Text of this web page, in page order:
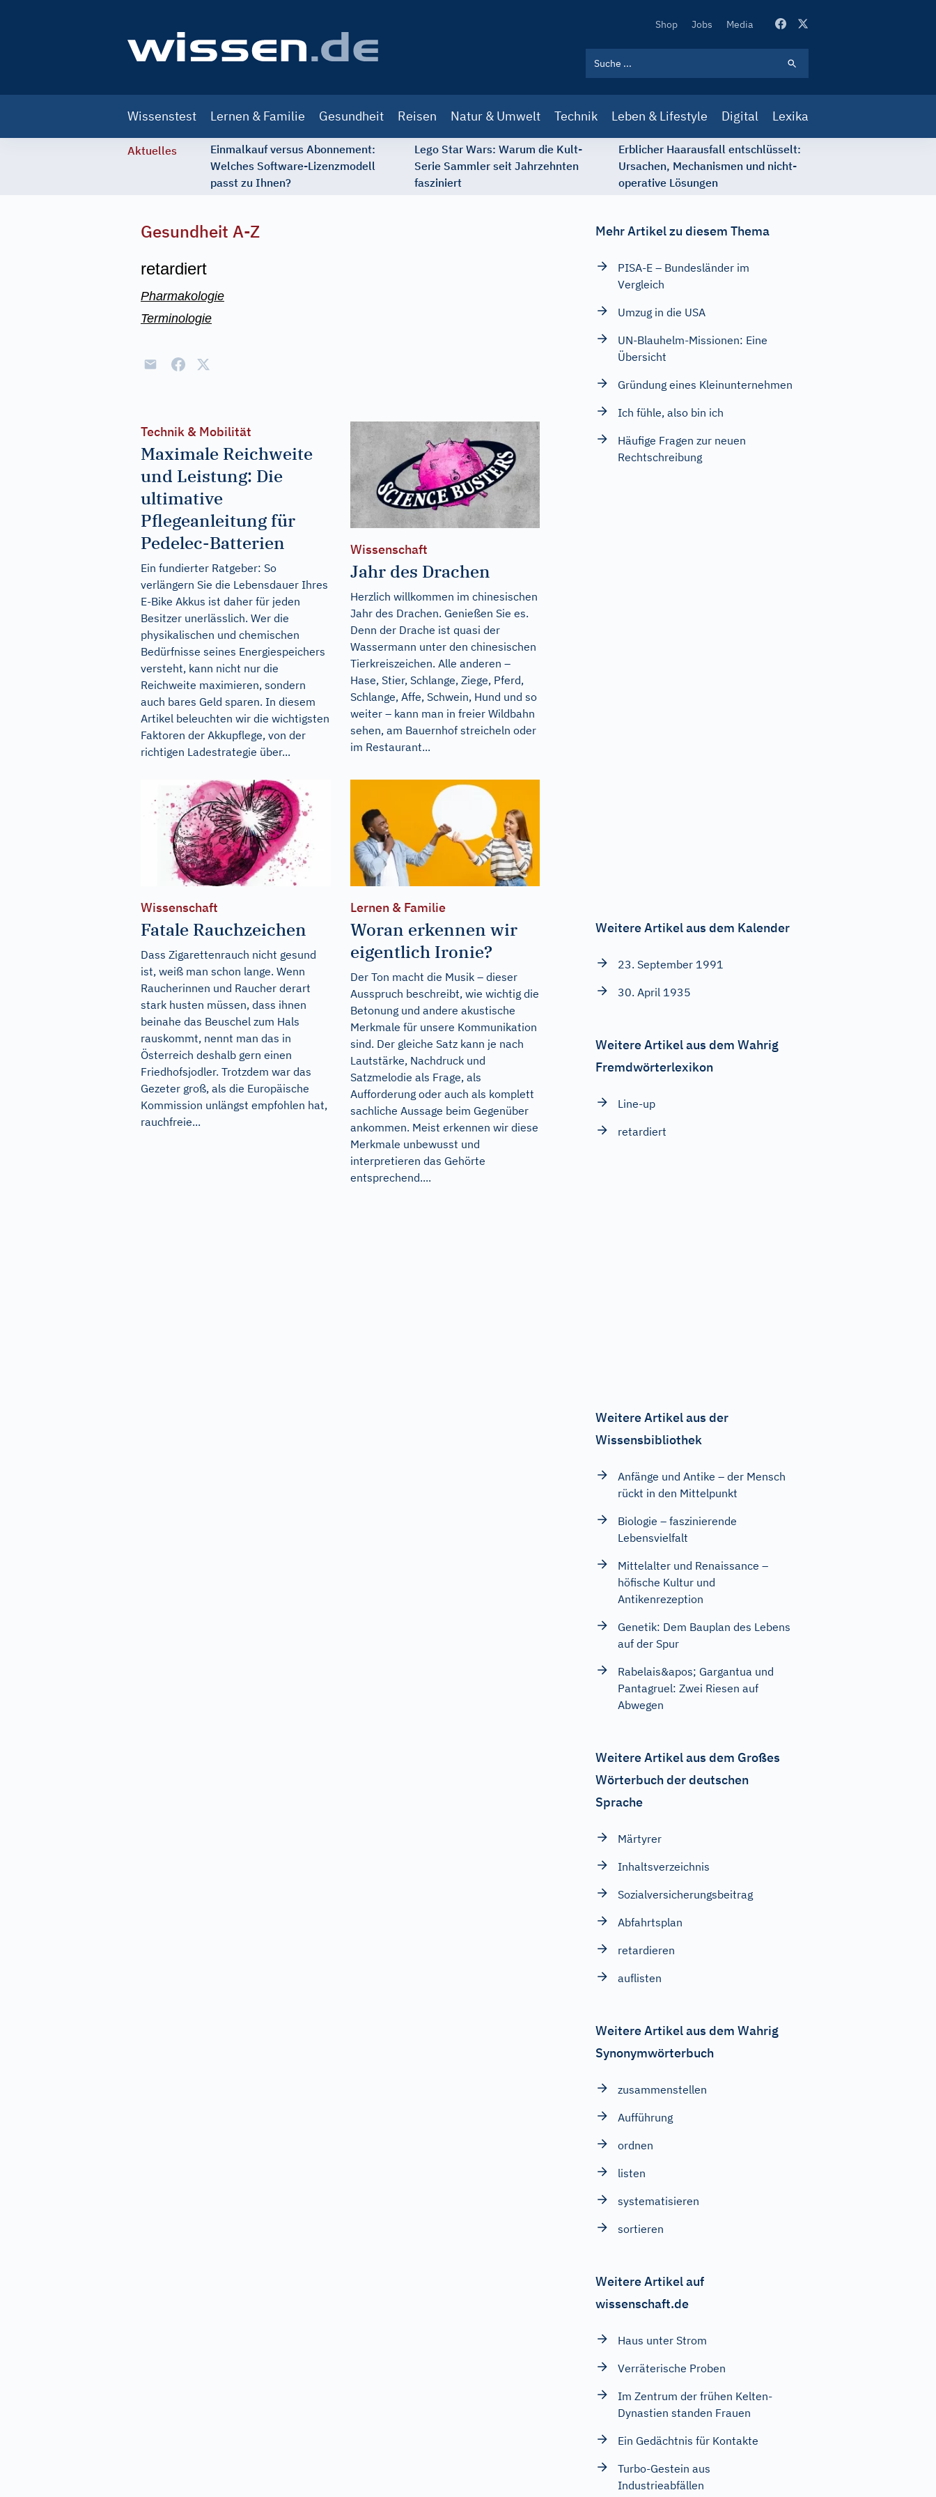
Secondary
Shop Jobs Media
navigation
Wissenstest Lernen & Familie Gesundheit Reisen Natur & Umwelt Technik Leben & Lifestyle Digital Lexika
Aktuelles
Einmalkauf versus Abonnement:
Welches Software-Lizenzmodell
passt zu Ihnen?
Lego Star Wars: Warum die Kult-
Serie Sammler seit Jahrzehnten
fasziniert
Erblicher Haarausfall entschlüsselt:
Ursachen, Mechanismen und nicht-
operative Lösungen
Gesundheit A-Z
retardiert
Pharmakologie
Terminologie
Technik & Mobilität
Maximale Reichweite
und Leistung: Die
ultimative
Pflegeanleitung für
Pedelec-Batterien
Ein fundierter Ratgeber: So
verlängern Sie die Lebensdauer Ihres
E-Bike Akkus ist daher für jeden
Besitzer unerlässlich. Wer die
physikalischen und chemischen
Bedürfnisse seines Energiespeichers
versteht, kann nicht nur die
Reichweite maximieren, sondern
auch bares Geld sparen. In diesem
Artikel beleuchten wir die wichtigsten
Faktoren der Akkupflege, von der
richtigen Ladestrategie über...
Wissenschaft
Jahr des Drachen
Herzlich willkommen im chinesischen
Jahr des Drachen. Genießen Sie es.
Denn der Drache ist quasi der
Wassermann unter den chinesischen
Tierkreiszeichen. Alle anderen –
Hase, Stier, Schlange, Ziege, Pferd,
Schlange, Affe, Schwein, Hund und so
weiter – kann man in freier Wildbahn
sehen, am Bauernhof streicheln oder
im Restaurant...
Wissenschaft
Fatale Rauchzeichen
Dass Zigarettenrauch nicht gesund
ist, weiß man schon lange. Wenn
Raucherinnen und Raucher derart
stark husten müssen, dass ihnen
beinahe das Beuschel zum Hals
rauskommt, nennt man das in
Österreich deshalb gern einen
Friedhofsjodler. Trotzdem war das
Gezeter groß, als die Europäische
Kommission unlängst empfohlen hat,
rauchfreie...
Lernen & Familie
Woran erkennen wir
eigentlich Ironie?
Der Ton macht die Musik – dieser
Ausspruch beschreibt, wie wichtig die
Betonung und andere akustische
Merkmale für unsere Kommunikation
sind. Der gleiche Satz kann je nach
Lautstärke, Nachdruck und
Satzmelodie als Frage, als
Aufforderung oder auch als komplett
sachliche Aussage beim Gegenüber
ankommen. Meist erkennen wir diese
Merkmale unbewusst und
interpretieren das Gehörte
entsprechend....
Mehr Artikel zu diesem Thema
PISA-E – Bundesländer im
Vergleich
Umzug in die USA
UN-Blauhelm-Missionen: Eine
Übersicht
Gründung eines Kleinunternehmen
Ich fühle, also bin ich
Häufige Fragen zur neuen
Rechtschreibung
Weitere Artikel aus dem Kalender
23. September 1991
30. April 1935
Weitere Artikel aus dem Wahrig
Fremdwörterlexikon
Line-up
retardiert
Weitere Artikel aus der
Wissensbibliothek
Anfänge und Antike – der Mensch
rückt in den Mittelpunkt
Biologie – faszinierende
Lebensvielfalt
Mittelalter und Renaissance –
höfische Kultur und
Antikenrezeption
Genetik: Dem Bauplan des Lebens
auf der Spur
Rabelais&apos; Gargantua und
Pantagruel: Zwei Riesen auf
Abwegen
Weitere Artikel aus dem Großes
Wörterbuch der deutschen
Sprache
Märtyrer
Inhaltsverzeichnis
Sozialversicherungsbeitrag
Abfahrtsplan
retardieren
auflisten
Weitere Artikel aus dem Wahrig
Synonymwörterbuch
zusammenstellen
Aufführung
ordnen
listen
systematisieren
sortieren
Weitere Artikel auf
wissenschaft.de
Haus unter Strom
Verräterische Proben
Im Zentrum der frühen Kelten-
Dynastien standen Frauen
Ein Gedächtnis für Kontakte
Turbo-Gestein aus
Industrieabfällen